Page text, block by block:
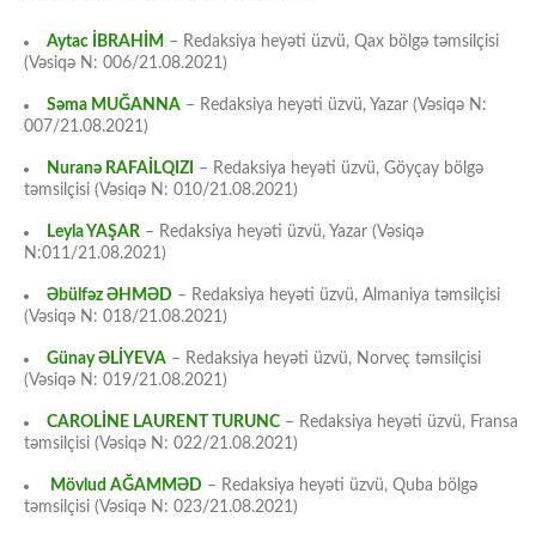
Aytac İBRAHİM – Redaksiya heyəti üzvü, Qax bölgə təmsilçisi
(Vəsiqə N: 006/21.08.2021)
Səma MUĞANNA – Redaksiya heyəti üzvü, Yazar (Vəsiqə N:
007/21.08.2021)
Nuranə RAFAİLQIZI
– Redaksiya heyəti üzvü, Göyçay bölgə
təmsilçisi (Vəsiqə N: 010/21.08.2021)
Leyla YAŞAR – Redaksiya heyəti üzvü, Yazar (Vəsiqə
N:011/21.08.2021)
Əbülfəz ƏHMƏD – Redaksiya heyəti üzvü, Almaniya təmsilçisi
(Vəsiqə N: 018/21.08.2021)
Günay ƏLİYEVA – Redaksiya heyəti üzvü, Norveç təmsilçisi
(Vəsiqə N: 019/21.08.2021)
CAROLİNE LAURENT TURUNC – Redaksiya heyəti üzvü, Fransa
təmsilçisi (Vəsiqə N: 022/21.08.2021)
Mövlud AĞAMMƏD – Redaksiya heyəti üzvü, Quba bölgə
təmsilçisi (Vəsiqə N: 023/21.08.2021)